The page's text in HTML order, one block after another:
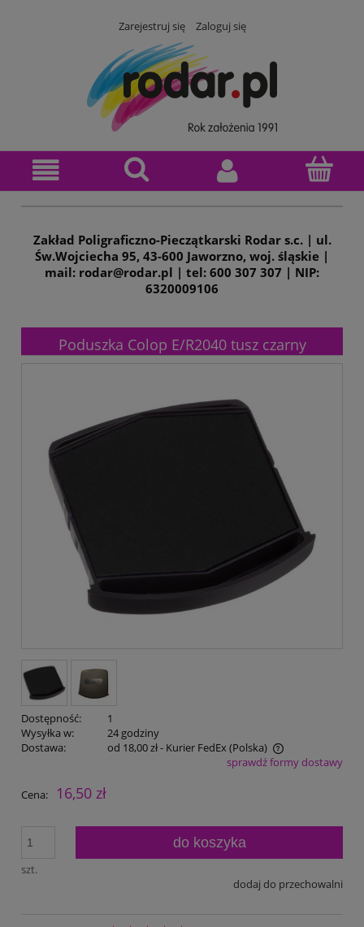
Zarejestruj się Zaloguj się
Zakład Poligraficzno-Pieczątkarski Rodar s.c. | ul.
Św.Wojciecha 95, 43-600 Jaworzno, woj. śląskie |
mail: rodar@rodar.pl | tel: 600 307 307 | NIP:
6320009106
Poduszka Colop E/R2040 tusz czarny
Dostępność:
1
Wysyłka w:
24 godziny
Dostawa:
od 18,00 zł- Kurier FedEx(Polska)
Cena nie zawiera ewentualnych kosztów płatnościsprawdź formy dostawy
Cena: 16,50 zł
szt.
do koszyka
dodaj do przechowalni